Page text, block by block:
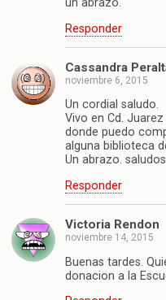
un abrazo.
Responder
Cassandra
noviembre 6, 2015
Un cordial saludo.
Vivo en Cd.
donde puedo
alguna biblioteca
Un abrazo.
Responder
Victoria Rendon
noviembre 14, 2015
Buenas tardes.
donacion a la